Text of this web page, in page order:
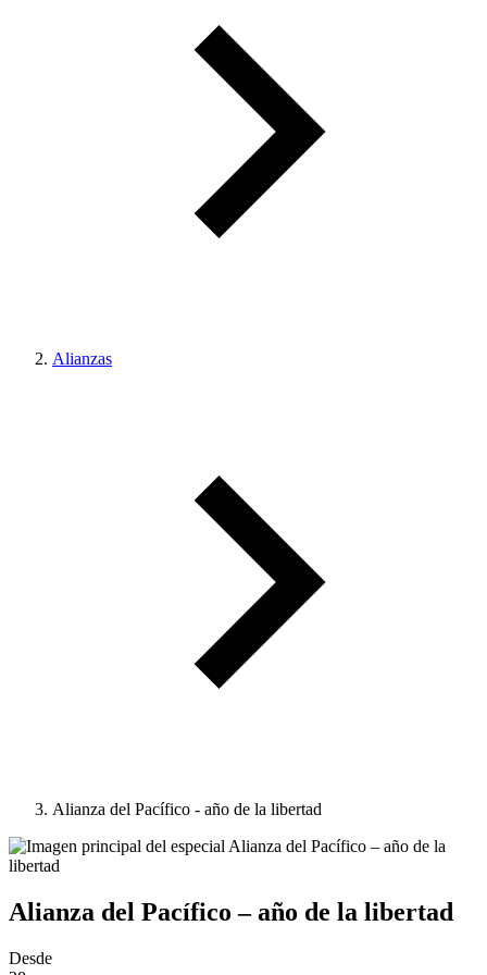
Alianzas
Alianza del Pacífico - año de la libertad
Alianza del Pacífico – año de la libertad
Desde